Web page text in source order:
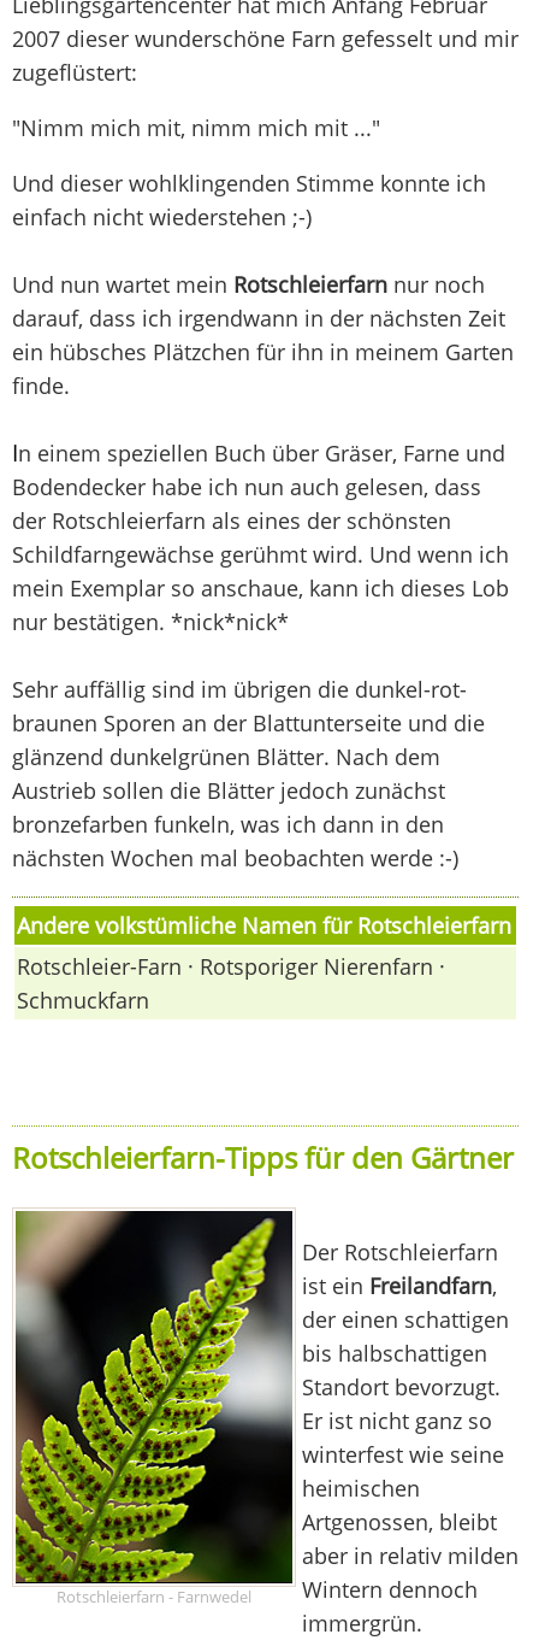
2007 dieser wunderschöne Farn gefesselt und mir
zugeflüstert:
"Nimm mich mit, nimm mich mit ..."
Und dieser wohlklingenden Stimme konnte ich
einfach nicht wiederstehen ;-)
Und nun wartet mein Rotschleierfarn nur noch
darauf, dass ich irgendwann in der nächsten Zeit
ein hübsches Plätzchen für ihn in meinem Garten
finde.
In einem speziellen Buch über Gräser, Farne und
Bodendecker habe ich nun auch gelesen, dass
der Rotschleierfarn als eines der schönsten
Schildfarngewächse gerühmt wird. Und wenn ich
mein Exemplar so anschaue, kann ich dieses Lob
nur bestätigen. *nick*nick*
Sehr auffällig sind im übrigen die dunkel-rot-
braunen Sporen an der Blattunterseite und die
glänzend dunkelgrünen Blätter. Nach dem
Austrieb sollen die Blätter jedoch zunächst
bronzefarben funkeln, was ich dann in den
nächsten Wochen mal beobachten werde :-)
Andere volkstümliche Namen für Rotschleierfarn
Rotschleier-Farn · Rotsporiger Nierenfarn ·
Schmuckfarn
Rotschleierfarn-Tipps für den Gärtner
Rotschleierfarn - Farnwedel
Der Rotschleierfarn
ist ein Freilandfarn,
der einen schattigen
bis halbschattigen
Standort bevorzugt.
Er ist nicht ganz so
winterfest wie seine
heimischen
Artgenossen, bleibt
aber in relativ milden
Wintern dennoch
immergrün.